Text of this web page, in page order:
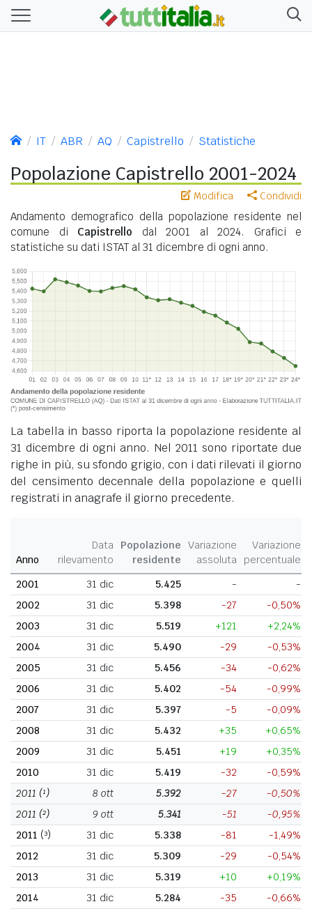
IT ABR AQ Capistrello Statistiche
Popolazione Capistrello 2001-2024
Modifica Condividi
Andamento demografico della popolazione residente nel
comune di Capistrello dal 2001 al 2024. Grafici e
statistiche su dati ISTAT al 31 dicembre di ogni anno.
La tabella in basso riporta la popolazione residente al
31 dicembre di ogni anno. Nel 2011 sono riportate due
righe in più, su sfondo grigio, con i dati rilevati il giorno
del censimento decennale della popolazione e quelli
registrati in anagrafe il giorno precedente.
Anno
Data
rilevamento
Popolazione
residente
Variazione
assoluta
Variazione
percentuale
2001
31 dic 5.425 -
-
2002
31 dic 5.398 -27
-0,50%
2003
31 dic 5.519 +121
+2,24%
2004
31 dic 5.490 -29
-0,53%
2005
31 dic 5.456 -34
-0,62%
2006
31 dic 5.402 -54
-0,99%
2007
31 dic 5.397 -5
-0,09%
2008
31 dic 5.432 +35
+0,65%
2009
31 dic 5.451 +19
+0,35%
2010
31 dic 5.419 -32
-0,59%
2011 (¹) 8 ott 5.392 -27
-0,50%
2011 (²) 9 ott 5.341 -51
-0,95%
2011 (³) 31 dic 5.338 -81
-1,49%
2012
31 dic 5.309 -29
-0,54%
2013
31 dic 5.319 +10
+0,19%
2014
31 dic 5.284 -35
-0,66%